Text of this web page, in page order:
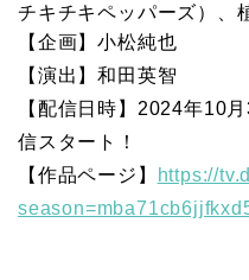
チキチキペッパーズ）、
【企画】小松純也
【演出】和田英智
【配信日時】2024年10
信スタート！
【作品ページ】
https://